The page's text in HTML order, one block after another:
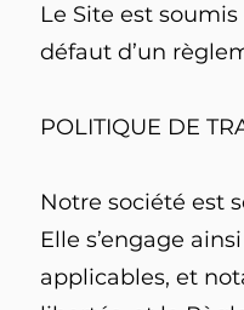
Le Site est
défaut d’un
POLITIQUE DE
Notre société est
Elle s’engage
applicables, et